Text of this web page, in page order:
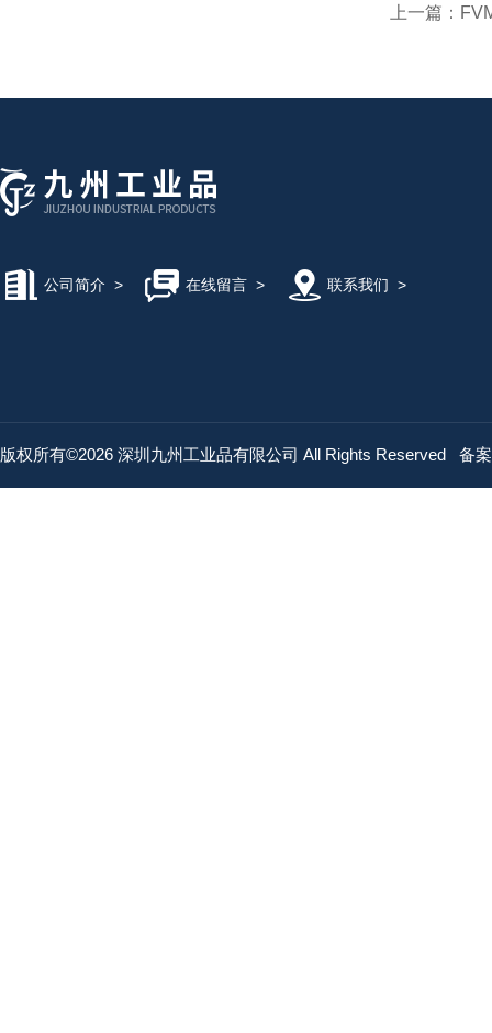
上一篇：
公司简介 > 在线留言> 联系我们 >
版权所有©2026 深圳九州工业品有限公司 All Rights Reserved 备